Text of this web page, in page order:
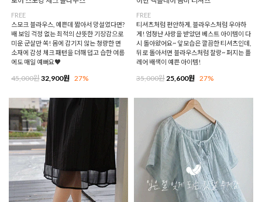
FREE
스모크 블라우스, 예쁜데 짧아서 망설였다면?
배 보임 걱정 없는 최적의 산뜻한 기장감으로
미운 군살만 쏙! 몸에 감기지 않는 청량한 면
소재에 감성 체크 패턴을 더해 덥고 습한 여름
에도 매일 예뻐요♥
45,000원32,900원 27%
FREE
티셔츠처럼 편안하게, 블라우스처럼 우아하
게! 엄청난 사랑을 받았던 베스트 아이템이 다
시 돌아왔어요~ 앞모습은 깔끔한 티셔츠인데,
뒤로 돌아서면 블라우스처럼 찰랑~ 퍼지는 플
레어 배색이 예쁜 아이템!
35,000원25,600원 27%